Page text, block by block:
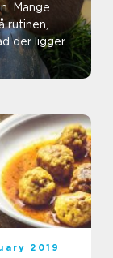
Mange
rutinen,
der ligger
2019